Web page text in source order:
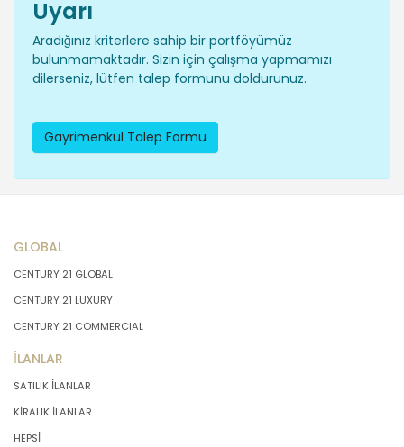
Uyarı
Aradığınız kriterlere sahip bir portföyümüz
bulunmamaktadır. Sizin için çalışma yapmamızı
dilerseniz, lütfen talep formunu doldurunuz.
Gayrimenkul Talep Formu
GLOBAL
CENTURY 21 GLOBAL
CENTURY 21 LUXURY
CENTURY 21 COMMERCIAL
İLANLAR
SATILIK İLANLAR
KİRALIK İLANLAR
HEPSİ